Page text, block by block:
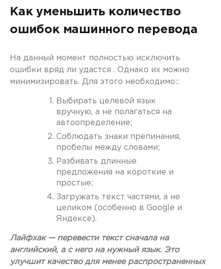
Как уменьшить количество
ошибок машинного перевода
На данный момент полностью исключить
ошибки вряд ли удастся . Однако их можно
минимизировать. Для этого необходимо::
Выбирать целевой язык
вручную, а не полагаться на
автоопределение;
Соблюдать знаки препинания,
пробелы между словами;
Разбивать длинные
предложения на короткие и
простые;
Загружать текст частями, а не
целиком (особенно в Google и
Яндексе).
Лайфхак — перевести текст сначала на
английский, а с него на нужный язык. Это
улучшит качество для менее распространенных